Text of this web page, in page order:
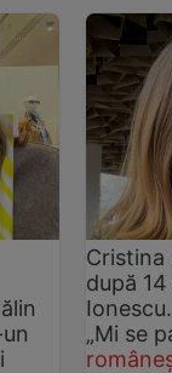
Cristina
după
„Mi se